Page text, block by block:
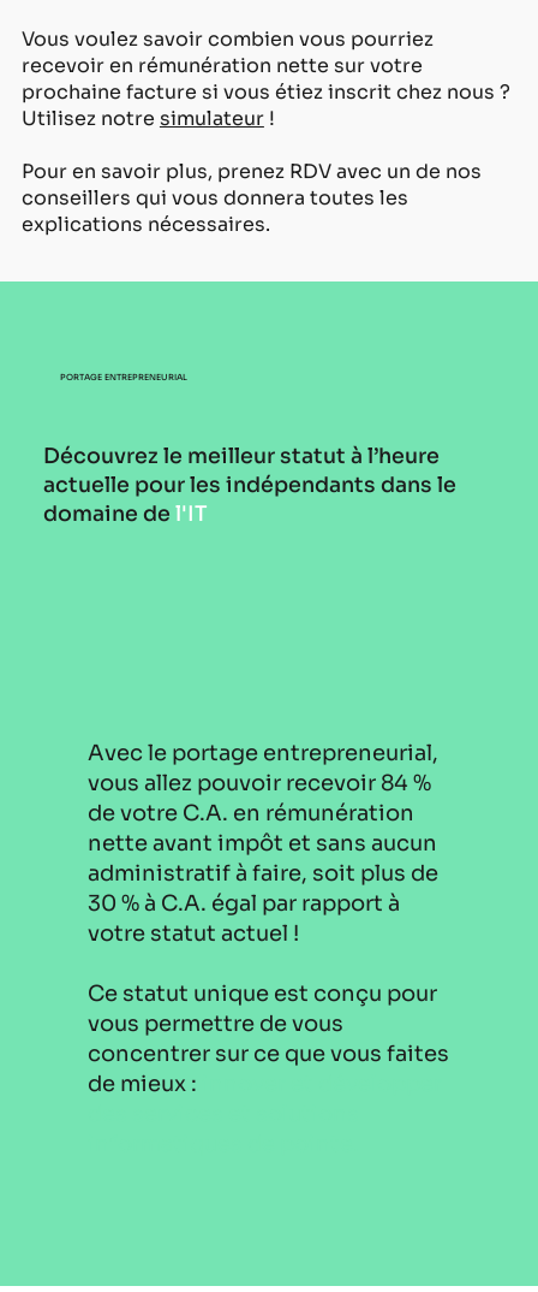
Vous voulez savoir combien vous pourriez
recevoir en rémunération nette sur votre
prochaine facture si vous étiez inscrit chez nous ?
Utilisez notre simulateur!
Pour en savoir plus, prenez RDV avec un de nos
conseillers qui vous donnera toutes les
explications nécessaires.
PORTAGE ENTREPRENEURIAL
Découvrez le meilleur statut à l’heure
actuelle pour les indépendants dans le
domaine de l'IT
Avec le portage entrepreneurial,
vous allez pouvoir recevoir 84 %
de votre C.A. en rémunération
nette avant impôt et sans aucun
administratif à faire, soit plus de
30 % à C.A. égal par rapport à
votre statut actuel !
Ce statut unique est conçu pour
vous permettre de vous
concentrer sur ce que vous faites
de mieux :